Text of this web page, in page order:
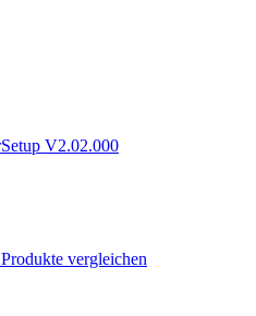
V2.02.000
vergleichen